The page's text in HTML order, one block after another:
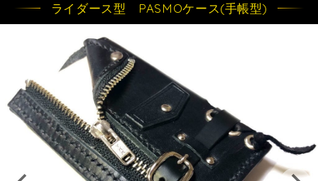
ライダース型 PASMOケース(手帳型)